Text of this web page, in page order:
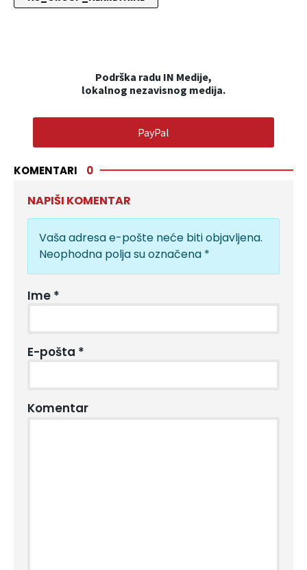
Podrška radu IN Medije,
lokalnog nezavisnog medija.
PayPal
KOMENTARI 0
NAPIŠI KOMENTAR
Vaša adresa e-pošte neće biti objavljena.
Neophodna polja su označena *
Ime *
E-pošta *
Komentar